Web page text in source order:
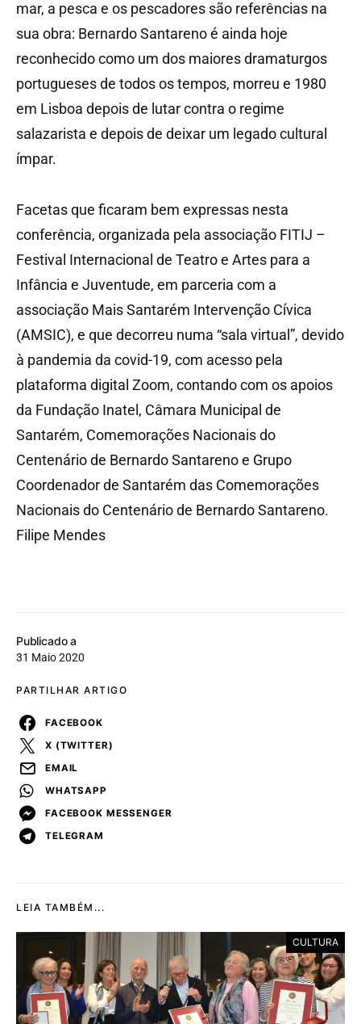
Publicado a
31 Maio 2020
PARTILHAR ARTIGO
FACEBOOK
X (TWITTER)
EMAIL
WHATSAPP
FACEBOOK MESSENGER
TELEGRAM
mar, a pesca e os pescadores são referências na
sua obra: Bernardo Santareno é ainda hoje
reconhecido como um dos maiores dramaturgos
portugueses de todos os tempos, morreu e 1980
em Lisboa depois de lutar contra o regime
salazarista e depois de deixar um legado cultural
ímpar.
Facetas que ficaram bem expressas nesta
conferência, organizada pela associação FITIJ –
Festival Internacional de Teatro e Artes para a
Infância e Juventude, em parceria com a
associação Mais Santarém Intervenção Cívica
(AMSIC), e que decorreu numa “sala virtual”, devido
à pandemia da covid-19, com acesso pela
plataforma digital Zoom, contando com os apoios
da Fundação Inatel, Câmara Municipal de
Santarém, Comemorações Nacionais do
Centenário de Bernardo Santareno e Grupo
Coordenador de Santarém das Comemorações
Nacionais do Centenário de Bernardo Santareno.
Filipe Mendes
LEIA TAMBÉM...
CULTURA